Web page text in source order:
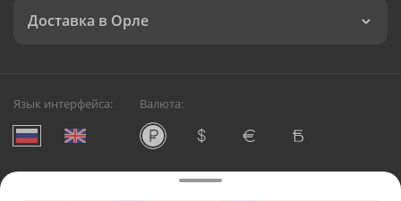
Доставка в Орле
Язык интерфейса: Валюта:
Служба круглосуточной доставки цветов в Орле